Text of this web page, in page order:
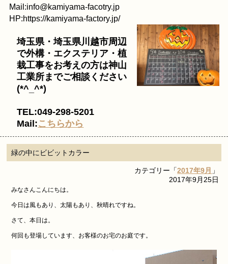
Mail:info@kamiyama-facotry.jp
HP:https://kamiyama-factory.jp/
埼玉県・埼玉県川越市周辺
で外構・エクステリア・植
栽工事をお考えの方は神山
工業所までご相談ください
(*^_^*)
TEL:049-298-5201
Mail:こちらから
緑の中にビビットカラー
カテゴリー「2017年9月 」
2017年9月25日
みなさんこんにちは。
今日は風もあり、太陽もあり、秋晴れですね。
さて、本日は。
何回も登場しています、お客様のお宅のお庭です。